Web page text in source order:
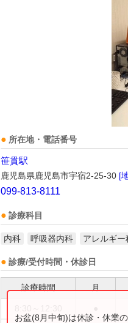
所在地・電話番号
笹貫駅
鹿児島県鹿児島市宇宿2-25-30 [
099-813-8111
診療科目
内科 呼吸器内科 アレルギー
診療/受付時間・休診日
診療時間 月
お盆(8月中旬)は休診・休業